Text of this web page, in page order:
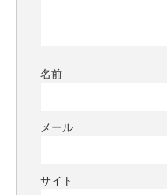
名前
メール
サイト